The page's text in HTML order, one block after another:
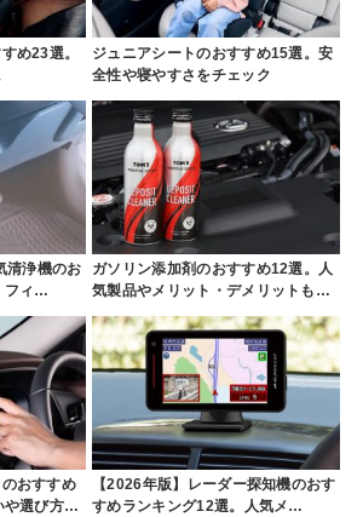
め23選。
ジュニアシートのおすすめ15選。安
全性や寝やすさをチェック
清浄機のお
フィ…
ガソリン添加剤のおすすめ12選。人
気製品やメリット・デメリットも…
おすすめ
や選び方…
【2026年版】レーダー探知機のおす
すめランキング12選。人気メ…